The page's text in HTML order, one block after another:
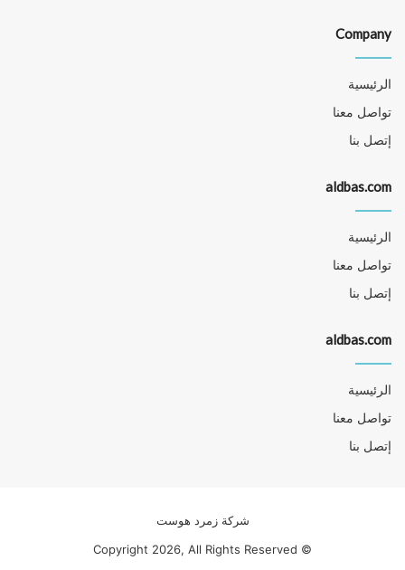
Company
الرئيسية
تواصل معنا
إتصل بنا
aldbas.com
الرئيسية
تواصل معنا
إتصل بنا
aldbas.com
الرئيسية
تواصل معنا
إتصل بنا
شركة زمرد هوست
© Copyright 2026, All Rights Reserved